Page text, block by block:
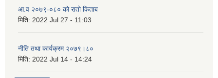
आ.व २०७९-०८० को रातो किताब
मिति: 2022 Jul 27 - 11:03
नीति तथा कार्यक्रम २०७९।८०
मिति: 2022 Jul 14 - 14:24